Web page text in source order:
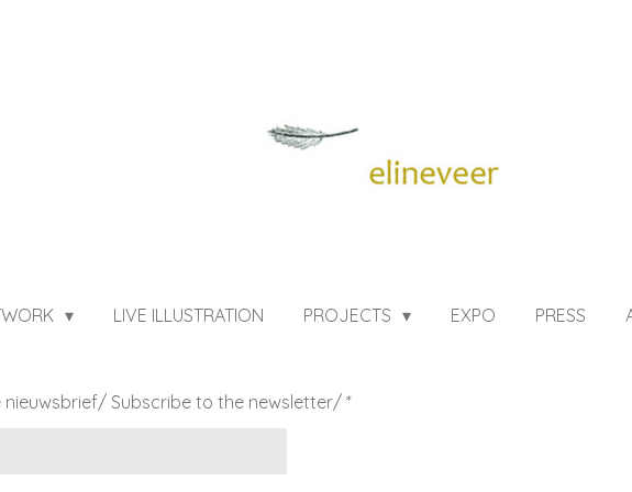
LIVE ILLUSTRATION PROJECTS EXPO PRESS
nieuwsbrief/ Subscribe to the newsletter/ *